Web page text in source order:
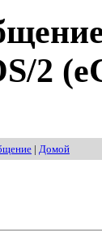
2
| Домой